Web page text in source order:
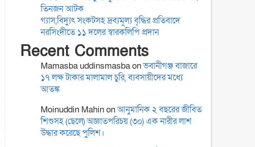
কুমিল্লা-৫ আসনের এমপি
হাজী জসিম উদ্দিনকে নিয়ে
ড. মোবারক হোসাইনের
বক্তব্যে সামাজিক
যোগাযোগমাধ্যমে প্রতিবাদ“বৈষম্য আন্দোলন ইতিহাসে
বৈষম্যের শিকার:-
বিদ্যুৎস্পৃষ্টে প্রাণ গেল দুই
কিশোরের
তিনজন আটক
গ্যাস,বিদ্যুৎ সংকটসহ দ্রব্যমূল্য বৃদ্ধির প্রতিবাদে
নরসিংদীতে ১১ দলের স্বারকলিপি প্রদান
Recent Comments
Mamasba uddinsmasbaonভবানীগঞ্জ বাজারে
১৭ লক্ষ টাকার মালামাল চুরি, ব্যবসায়ীদের মধ্যে
আতঙ্ক
Moinuddin Mahinonআনুমানিক ২ বছরের জীবিত
শিশুসহ (ছেলে) অজ্ঞাতপরিচয় (৩০) এক নারীর লাশ
উদ্ধার করেছে পুলিশ।